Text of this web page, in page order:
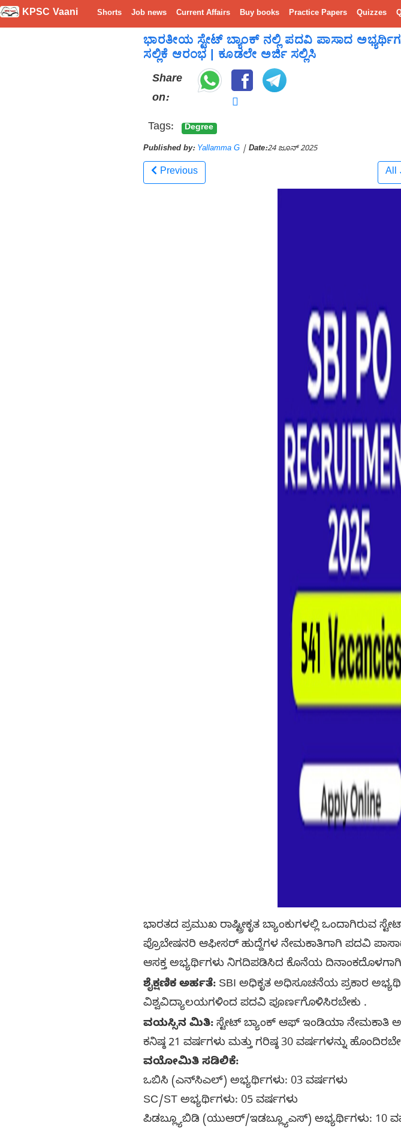
KPSC Vaani Shorts Job news Current Affairs Buy books Practice Papers Quizzes
ಭಾರತೀಯ ಸ್ಟೇಟ್ ಬ್ಯಾಂಕ್ ನಲ್ಲಿ ಪದವಿ ಪಾಸಾದ
ಸಲ್ಲಿಕೆ ಆರಂಭ | ಕೂಡಲೇ ಅರ್ಜಿ ಸಲ್ಲಿಸಿ
Share
on:
Tags:
Degree
Published by: Yallamma G | Date:24 ಜೂನ್ 2025
Previous All
ಭಾರತದ ಪ್ರಮುಖ ರಾಷ್ಟ್ರೀಕೃತ ಬ್ಯಾಂಕುಗಳಲ್ಲಿ
ಪ್ರೊಬೇಷನರಿ ಆಫೀಸರ್ ಹುದ್ದೆಗಳ ನೇಮಕಾತಿಗಾಗಿ ಪದವಿ
ಆಸಕ್ತ ಅಭ್ಯರ್ಥಿಗಳು ನಿಗದಿಪಡಿಸಿದ ಕೊನೆಯ
ಶೈಕ್ಷಣಿಕ ಅರ್ಹತೆ: SBI ಅಧಿಕೃತ ಅಧಿಸೂಚನೆಯ ಪ್ರಕಾರ
ವಿಶ್ವವಿದ್ಯಾಲಯಗಳಿಂದ ಪದವಿ ಪೂರ್ಣಗೊಳಿಸಿರಬೇಕು .
ವಯಸ್ಸಿನ ಮಿತಿ: ಸ್ಟೇಟ್ ಬ್ಯಾಂಕ್ ಆಫ್ ಇಂಡಿಯಾ ನೇಮಕಾತಿ
ಕನಿಷ್ಠ 21 ವರ್ಷಗಳು ಮತ್ತು ಗರಿಷ್ಠ 30 ವರ್ಷಗಳನ್ನು
ವಯೋಮಿತಿ ಸಡಿಲಿಕೆ:
ಒಬಿಸಿ (ಎನ್‌ಸಿಎಲ್) ಅಭ್ಯರ್ಥಿಗಳು: 03 ವರ್ಷಗಳು
SC/ST ಅಭ್ಯರ್ಥಿಗಳು: 05 ವರ್ಷಗಳು
ಪಿಡಬ್ಲ್ಯೂಬಿಡಿ (ಯುಆರ್/ಇಡಬ್ಲ್ಯೂಎಸ್) ಅಭ್ಯರ್ಥಿಗಳು: 10